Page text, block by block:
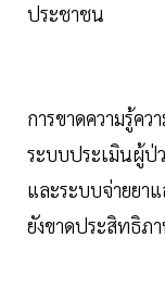
ประชาชน
การขาดความรู้ค
ระบบประเมินผู้ป่
และระบบจ่ายยา
ยังขาดประสิทธิภ